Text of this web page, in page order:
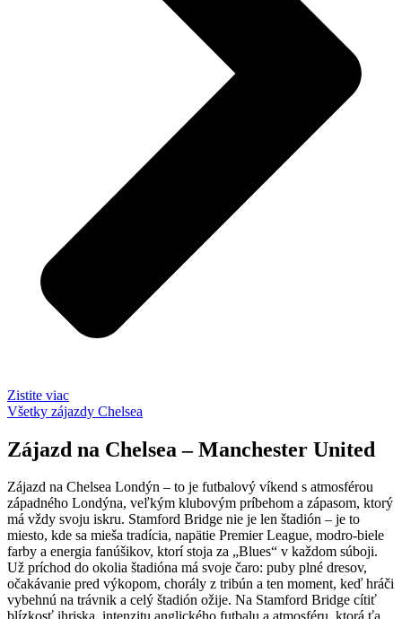
Zistite viac
Všetky zájazdy Chelsea
Zájazd na Chelsea – Manchester United
Zájazd na Chelsea Londýn – to je futbalový víkend s atmosférou
západného Londýna, veľkým klubovým príbehom a zápasom, ktorý
má vždy svoju iskru. Stamford Bridge nie je len štadión – je to
miesto, kde sa mieša tradícia, napätie Premier League, modro-biele
farby a energia fanúšikov, ktorí stoja za „Blues“ v každom súboji.
Už príchod do okolia štadióna má svoje čaro: puby plné dresov,
očakávanie pred výkopom, chorály z tribún a ten moment, keď hráči
vybehnú na trávnik a celý štadión ožije. Na Stamford Bridge cítiť